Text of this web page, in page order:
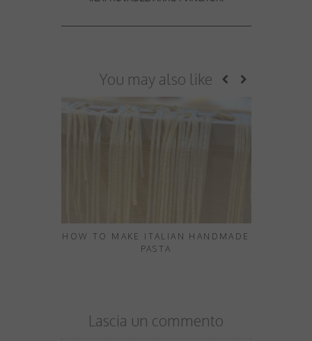
You may also like
HOW TO MAKE ITALIAN HANDMADE
PASTA
Lascia un commento